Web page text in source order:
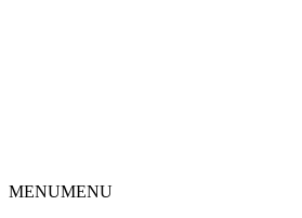
MENUMENU